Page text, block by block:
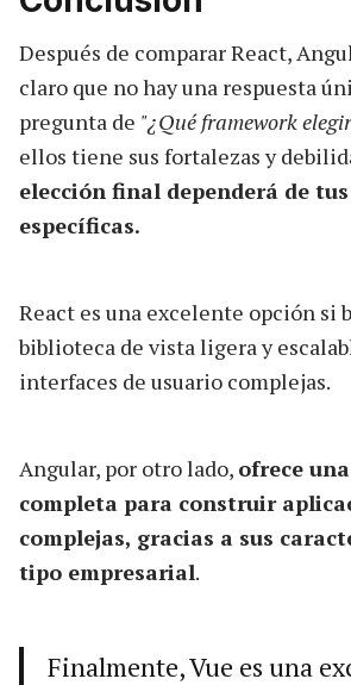
Después de comparar React,
claro que no hay una respuesta
pregunta de "¿Qué framework
ellos tiene sus fortalezas y
elección final dependerá de
específicas.
React es una excelente opción si
biblioteca de vista ligera y
interfaces de usuario complejas.
Angular, por otro lado, ofrece
completa para construir
complejas, gracias a sus
tipo empresarial.
Finalmente, Vue es una